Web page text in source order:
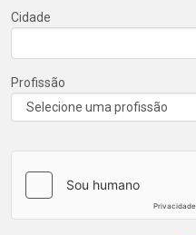
Cidade
Profissão